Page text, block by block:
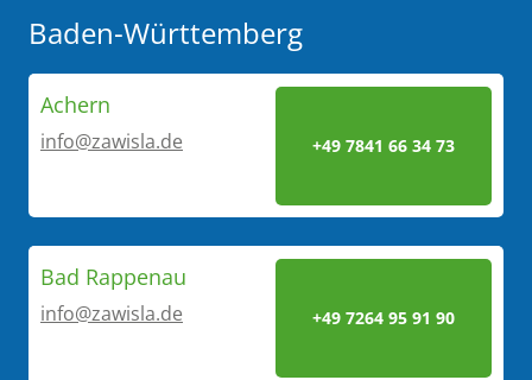
Baden-Württemberg
Achern
info@zawisla.de +49 7841 66 34 73
Bad Rappenau
info@zawisla.de +49 7264 95 91 90